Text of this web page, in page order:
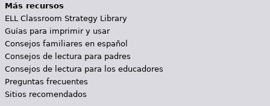
Más recursos
ELL Classroom Strategy Library
Guías para imprimir y usar
Consejos familiares en español
Consejos de lectura para padres
Consejos de lectura para los educadores
Preguntas frecuentes
Sitios recomendados